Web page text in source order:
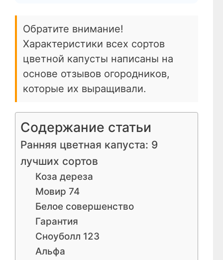
Обратите внимание!
Характеристики всех сортов
цветной капусты написаны на
основе отзывов огородников,
которые их выращивали.
Содержание статьи
Ранняя цветная капуста: 9
лучших сортов
Коза дереза
Мовир 74
Белое совершенство
Гарантия
Сноуболл 123
Альфа